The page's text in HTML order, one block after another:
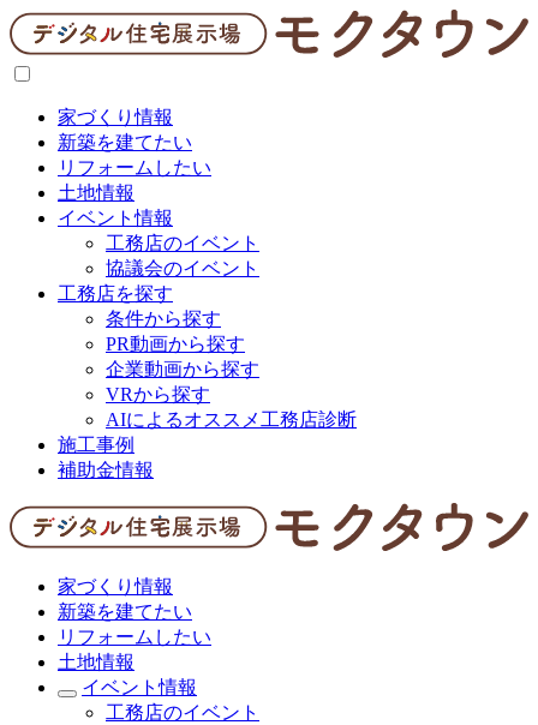
家づくり情報
新築を建てたい
リフォームしたい
土地情報
イベント情報
工務店のイベント
協議会のイベント
工務店を探す
条件から探す
PR動画から探す
企業動画から探す
VRから探す
AIによるオススメ工務店診断
施工事例
補助金情報
家づくり情報
新築を建てたい
リフォームしたい
土地情報
イベント情報
工務店のイベント